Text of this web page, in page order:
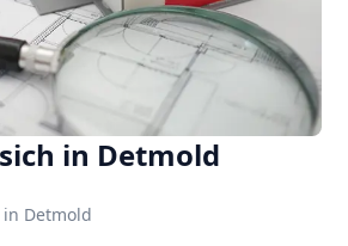
in Detmold
Detmold